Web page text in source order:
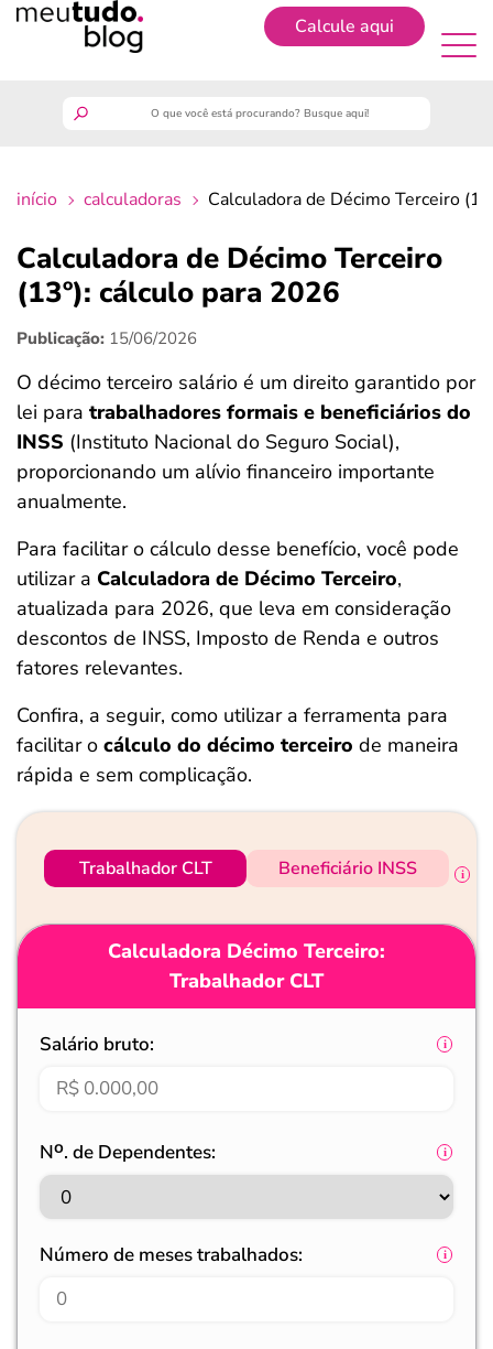
Calcule aqui
Cadastrar
finanças
benefícios
crédito fácil
últimas notícias
ferramentas
início calculadoras Calculadora de Décimo Terceiro
Calculadora de Décimo Terceiro
(13º): cálculo para 2026
Publicação: 15/06/2026
O décimo terceiro salário é um direito garantido por
lei para trabalhadores formais e beneficiários do
INSS (Instituto Nacional do Seguro Social),
proporcionando um alívio financeiro importante
anualmente.
Para facilitar o cálculo desse benefício, você pode
utilizar a Calculadora de Décimo Terceiro,
atualizada para 2026, que leva em consideração
descontos de INSS, Imposto de Renda e outros
fatores relevantes.
Confira, a seguir, como utilizar a ferramenta para
facilitar o cálculo do décimo terceiro de maneira
rápida e sem complicação.
Trabalhador CLT Beneficiário INSS
Calculadora Décimo Terceiro:
Trabalhador CLT
Salário bruto:
Nᴼ. de Dependentes:
Número de meses trabalhados: